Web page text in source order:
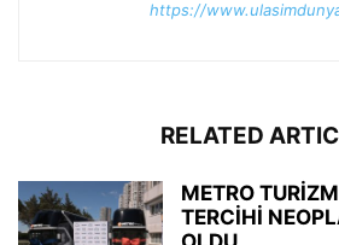
https://
RELATED
METRO
TERCİHİ